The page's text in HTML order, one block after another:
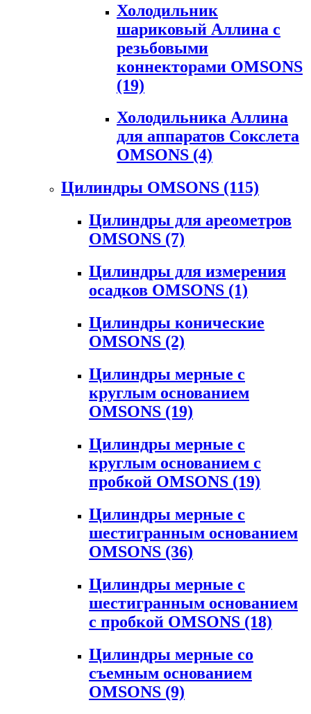
Холодильник
шариковый Аллина с
резьбовыми
коннекторами OMSONS
(19)
Холодильника Аллина
для аппаратов Сокслета
OMSONS (4)
Цилиндры OMSONS (115)
Цилиндры для ареометров
OMSONS (7)
Цилиндры для измерения
осадков OMSONS (1)
Цилиндры конические
OMSONS (2)
Цилиндры мерные с
круглым основанием
OMSONS (19)
Цилиндры мерные с
круглым основанием с
пробкой OMSONS (19)
Цилиндры мерные с
шестигранным основанием
OMSONS (36)
Цилиндры мерные с
шестигранным основанием
с пробкой OMSONS (18)
Цилиндры мерные со
съемным основанием
OMSONS (9)